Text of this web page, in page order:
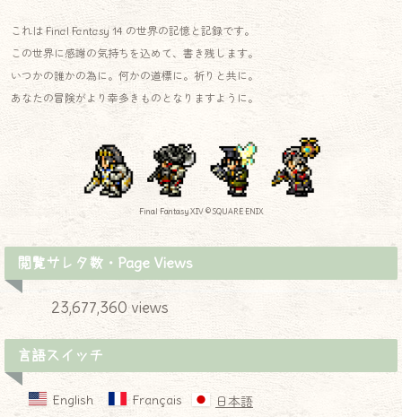
これは Final Fantasy 14 の世界の記憶と記録です。
この世界に感謝の気持ちを込めて、書き残します。
いつかの誰かの為に。何かの道標に。祈りと共に。
あなたの冒険がより幸多きものとなりますように。
Final Fantasy XIV © SQUARE ENIX
閲覧サレタ数・Page Views
23,677,360 views
言語スイッチ
English Français 日本語